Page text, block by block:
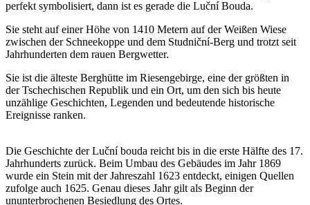
perfekt symbolisiert, dann ist es gerade die Luční Bouda.
Sie steht auf einer Höhe von 1410 Metern auf der Weißen Wiese
zwischen der Schneekoppe und dem Studniční-Berg und trotzt seit
Jahrhunderten dem rauen Bergwetter.
Sie ist die älteste Berghütte im Riesengebirge, eine der größten in
der Tschechischen Republik und ein Ort, um den sich bis heute
unzählige Geschichten, Legenden und bedeutende historische
Ereignisse ranken.
Die Geschichte der Luční bouda reicht bis in die erste Hälfte des 17.
Jahrhunderts zurück. Beim Umbau des Gebäudes im Jahr 1869
wurde ein Stein mit der Jahreszahl 1623 entdeckt, einigen Quellen
zufolge auch 1625. Genau dieses Jahr gilt als Beginn der
ununterbrochenen Besiedlung des Ortes.